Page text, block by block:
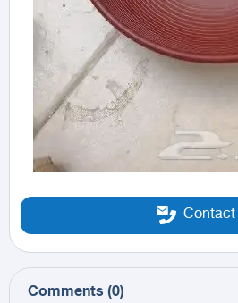
Contact
Comments (0)